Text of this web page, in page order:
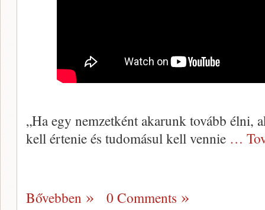
„Ha egy nemzetként akarunk tovább élni,
kell értenie és tudomásul kell vennie …
Bővebben 0 Comments